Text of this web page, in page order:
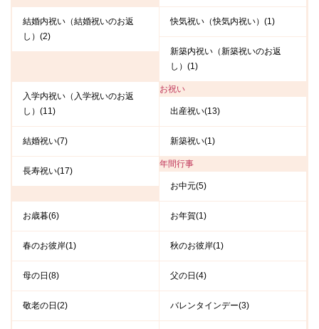
結婚内祝い（結婚祝いのお返
し）(2)
快気祝い（快気内祝い）(1)
新築内祝い（新築祝いのお返
し）(1)
入学内祝い（入学祝いのお返
し）(11)
お祝い
出産祝い(13)
結婚祝い(7) 新築祝い(1)
長寿祝い(17)
年間行事
お中元(5)
お歳暮(6) お年賀(1)
春のお彼岸(1) 秋のお彼岸(1)
母の日(8) 父の日(4)
敬老の日(2) バレンタインデー(3)